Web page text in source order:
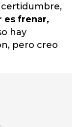
es frenar,
hay
pero creo